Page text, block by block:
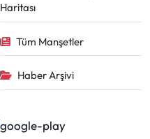
Haritası
Tüm Manşetler
Haber Arşivi